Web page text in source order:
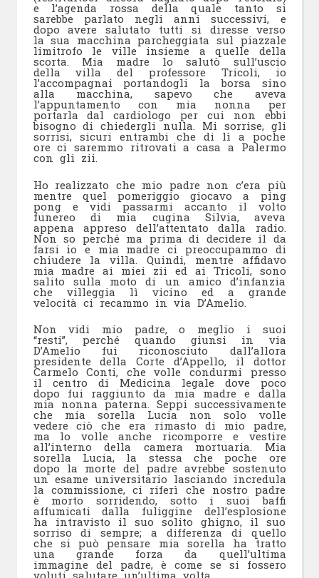
e l’agenda rossa della quale tanto si
sarebbe parlato negli anni successivi, e
dopo avere salutato tutti si diresse verso
la sua macchina parcheggiata sul piazzale
limitrofo le ville insieme a quelle della
scorta. Mia madre lo salutò sull’uscio
della villa del professore Tricoli, io
l’accompagnai portandogli la borsa sino
alla macchina, sapevo che aveva
l’appuntamento con mia nonna per
portarla dal cardiologo per cui non ebbi
bisogno di chiedergli nulla. Mi sorrise, gli
sorrisi, sicuri entrambi che di lì a poche
ore ci saremmo ritrovati a casa a Palermo
con gli zii.
Ho realizzato che mio padre non c’era più
mentre quel pomeriggio giocavo a ping
pong e vidi passarmi accanto il volto
funereo di mia cugina Silvia, aveva
appena appreso dell’attentato dalla radio.
Non so perché ma prima di decidere il da
farsi io e mia madre ci preoccupammo di
chiudere la villa. Quindi, mentre affidavo
mia madre ai miei zii ed ai Tricoli, sono
salito sulla moto di un amico d’infanzia
che villeggia lì vicino ed a grande
velocità ci recammo in via D’Amelio.
Non vidi mio padre, o meglio i suoi
“resti”, perché quando giunsi in via
D’Amelio fui riconosciuto dall’allora
presidente della Corte d’Appello, il dottor
Carmelo Conti, che volle condurmi presso
il centro di Medicina legale dove poco
dopo fui raggiunto da mia madre e dalla
mia nonna paterna. Seppi successivamente
che mia sorella Lucia non solo volle
vedere ciò che era rimasto di mio padre,
ma lo volle anche ricomporre e vestire
all’interno della camera mortuaria. Mia
sorella Lucia, la stessa che poche ore
dopo la morte del padre avrebbe sostenuto
un esame universitario lasciando incredula
la commissione, ci riferì che nostro padre
è morto sorridendo, sotto i suoi baffi
affumicati dalla fuliggine dell’esplosione
ha intravisto il suo solito ghigno, il suo
sorriso di sempre; a differenza di quello
che si può pensare mia sorella ha tratto
una grande forza da quell’ultima
immagine del padre, è come se si fossero